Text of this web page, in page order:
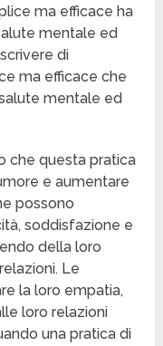
ma efficace ha
mentale ed
di
ma efficace che
mentale ed
che questa pratica
e aumentare
possono
soddisfazione e
della loro
Le
la loro empatia,
loro relazioni
una pratica di